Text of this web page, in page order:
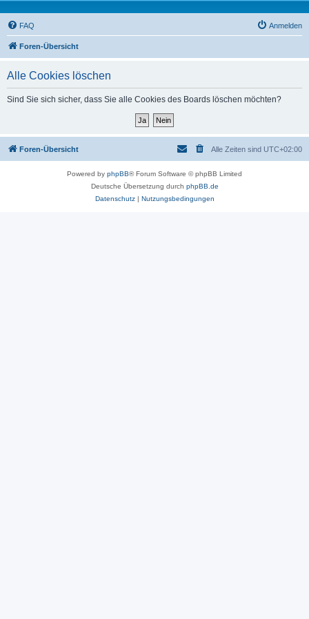
FAQ Anmelden
Foren-Übersicht
Alle Cookies löschen
Sind Sie sich sicher, dass Sie alle Cookies des Boards löschen möchten?
Foren-Übersicht Alle Zeiten sind UTC+02:00
Powered by phpBB® Forum Software © phpBB Limited
Deutsche Übersetzung durch phpBB.de
Datenschutz| Nutzungsbedingungen